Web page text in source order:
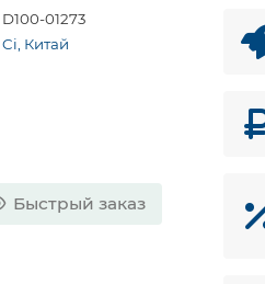
D100-01273
Ci, Китай
Быстрый заказ